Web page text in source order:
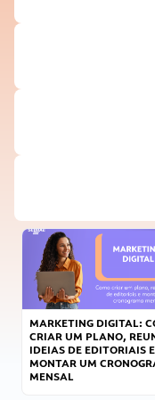
MARKETING DIGITAL:
CRIAR UM PLANO,
IDEIAS DE EDITORIAIS E
MONTAR UM
MENSAL